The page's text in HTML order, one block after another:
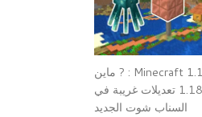
Minecraft 1.18 21w40a : ? ماين
كرافت تحديث 1.18 تعديلات غريبة في
السناب شوت الجديد